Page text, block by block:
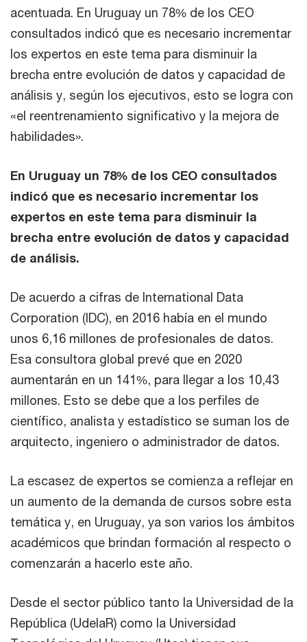
acentuada. En Uruguay un 78% de los CEO
consultados indicó que es necesario incrementar
los expertos en este tema para disminuir la
brecha entre evolución de datos y capacidad de
análisis y, según los ejecutivos, esto se logra con
«el reentrenamiento significativo y la mejora de
habilidades».
En Uruguay un 78% de los CEO consultados
indicó que es necesario incrementar los
expertos en este tema para disminuir la
brecha entre evolución de datos y capacidad
de análisis.
De acuerdo a cifras de International Data
Corporation (IDC), en 2016 había en el mundo
unos 6,16 millones de profesionales de datos.
Esa consultora global prevé que en 2020
aumentarán en un 141%, para llegar a los 10,43
millones. Esto se debe que a los perfiles de
científico, analista y estadístico se suman los de
arquitecto, ingeniero o administrador de datos.
La escasez de expertos se comienza a reflejar en
un aumento de la demanda de cursos sobre esta
temática y, en Uruguay, ya son varios los ámbitos
académicos que brindan formación al respecto o
comenzarán a hacerlo este año.
Desde el sector público tanto la Universidad de la
República (UdelaR) como la Universidad